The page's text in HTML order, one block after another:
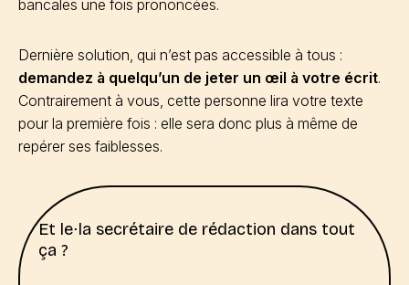
bancales une fois prononcées.
Dernière solution, qui n’est pas accessible à tous :
demandez à quelqu’un de jeter un œil à votre écrit.
Contrairement à vous, cette personne lira votre texte
pour la première fois : elle sera donc plus à même de
repérer ses faiblesses.
Et le⋅la secrétaire de rédaction dans tout
ça ?